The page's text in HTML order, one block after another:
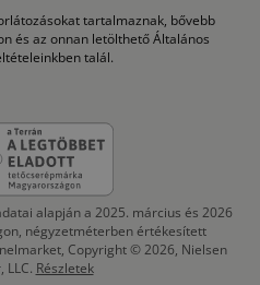
tartalmaznak, bővebb
és az onnan letölthető Általános
talál.
alapján a 2025. március és 2026
négyzetméterben értékesített
Copyright © 2026, Nielsen
LLC. Részletek